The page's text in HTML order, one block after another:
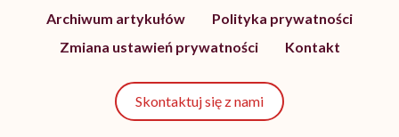
Archiwum artykułów
Polityka prywatności
Zmiana ustawień prywatności
Kontakt
Skontaktuj się z nami